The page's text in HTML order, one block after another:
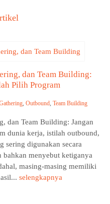
dan Team Building:
Pilih Program
, Outbound, Team Building
dan Team Building: Jangan
dunia kerja, istilah outbound,
sering digunakan secara
bahkan menyebut ketiganya
masing-masing memiliki
selengkapnya